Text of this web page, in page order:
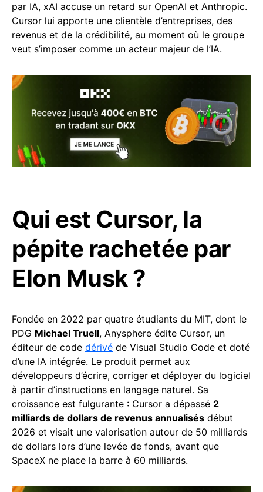
par IA, xAI accuse un retard sur OpenAI et Anthropic.
Cursor lui apporte une clientèle d’entreprises, des
revenus et de la crédibilité, au moment où le groupe
veut s’imposer comme un acteur majeur de l’IA.
Qui est Cursor, la
pépite rachetée par
Elon Musk ?
Fondée en 2022 par quatre étudiants du MIT, dont le
PDG Michael Truell, Anysphere édite Cursor, un
éditeur de code dérivé de Visual Studio Code et doté
d’une IA intégrée. Le produit permet aux
développeurs d’écrire, corriger et déployer du logiciel
à partir d’instructions en langage naturel. Sa
croissance est fulgurante : Cursor a dépassé 2
milliards de dollars de revenus annualisés début
2026 et visait une valorisation autour de 50 milliards
de dollars lors d’une levée de fonds, avant que
SpaceX ne place la barre à 60 milliards.